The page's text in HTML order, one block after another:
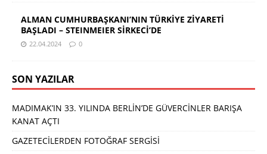
ALMAN CUMHURBAŞKANI’NIN TÜRKİYE ZİYARETİ
BAŞLADI – STEINMEIER SİRKECİ’DE
22.04.2024 0
SON YAZILAR
MADIMAK’IN 33. YILINDA BERLİN’DE GÜVERCİNLER BARIŞA
KANAT AÇTI
GAZETECİLERDEN FOTOĞRAF SERGİSİ